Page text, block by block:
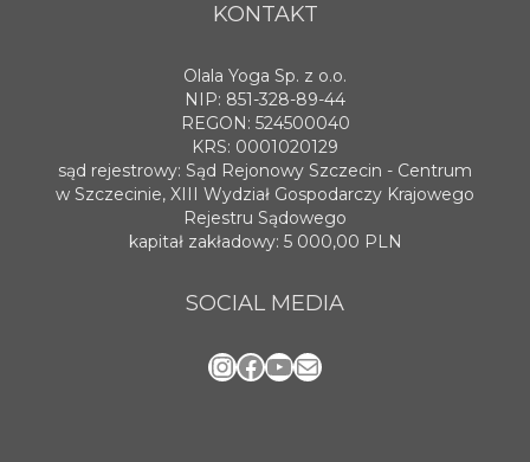
KONTAKT
Olala Yoga Sp. z o.o.
NIP: 851-328-89-44
REGON: 524500040
KRS: 0001020129
sąd rejestrowy: Sąd Rejonowy Szczecin - Centrum
w Szczecinie, XIII Wydział Gospodarczy Krajowego
Rejestru Sądowego
kapitał zakładowy: 5 000,00 PLN
SOCIAL MEDIA
Instagram
Facebook
YouTube
Mail